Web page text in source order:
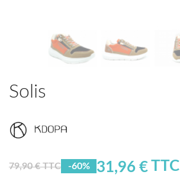
Solis
79,90 € TTC -60% 31,96 €TTC